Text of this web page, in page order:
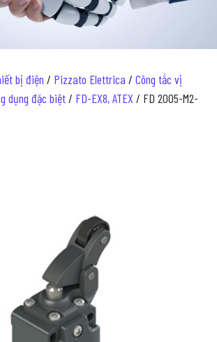
bị điện / Pizzato Elettrica / Công tắc vị
dụng đặc biệt/ FD-EX8, ATEX / FD 2005-M2-